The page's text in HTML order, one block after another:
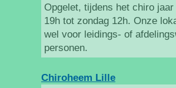
Opgelet, tijdens het chiro
19h tot zondag 12h. Onze
wel voor leidings- of
personen.
Chiroheem Lille